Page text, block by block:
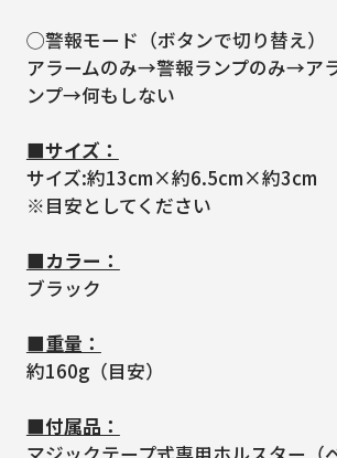
◯警報モード（ボタンで切り替え）
アラームのみ→警報ランプのみ→ア
ンプ→何もしない
■サイズ：
サイズ:約13cm×約6.5cm×約3cm
※目安としてください
■カラー：
ブラック
■重量：
約160g（目安）
■付属品：